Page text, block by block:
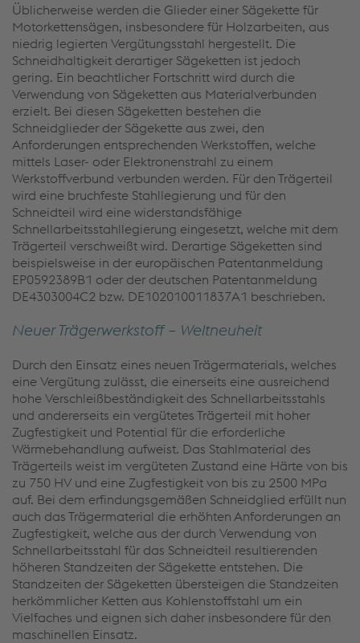
Üblicherweise werden die Glieder einer Sägekette für
Motorkettensägen, insbesondere für Holzarbeiten, aus
niedrig legierten Vergütungsstahl hergestellt. Die
Schneidhaltigkeit derartiger Sägeketten ist jedoch
gering. Ein beachtlicher Fortschritt wird durch die
Verwendung von Sägeketten aus Materialverbunden
erzielt. Bei diesen Sägeketten bestehen die
Schneidglieder der Sägekette aus zwei, den
Anforderungen entsprechenden Werkstoffen, welche
mittels Laser- oder Elektronenstrahl zu einem
Werkstoffverbund verbunden werden. Für den Trägerteil
wird eine bruchfeste Stahllegierung und für den
Schneidteil wird eine widerstandsfähige
Schnellarbeitsstahllegierung eingesetzt, welche mit dem
Trägerteil verschweißt wird. Derartige Sägeketten sind
beispielsweise in der europäischen Patentanmeldung
EP0592389B1 oder der deutschen Patentanmeldung
DE4303004C2 bzw. DE102010011837A1 beschrieben.
Neuer Trägerwerkstoff – Weltneuheit
Durch den Einsatz eines neuen Trägermaterials, welches
eine Vergütung zulässt, die einerseits eine ausreichend
hohe Verschleißbeständigkeit des Schnellarbeitsstahls
und andererseits ein vergütetes Trägerteil mit hoher
Zugfestigkeit und Potential für die erforderliche
Wärmebehandlung aufweist. Das Stahlmaterial des
Trägerteils weist im vergüteten Zustand eine Härte von bis
zu 750 HV und eine Zugfestigkeit von bis zu 2500 MPa
auf. Bei dem erfindungsgemäßen Schneidglied erfüllt nun
auch das Trägermaterial die erhöhten Anforderungen an
Zugfestigkeit, welche aus der durch Verwendung von
Schnellarbeitsstahl für das Schneidteil resultierenden
höheren Standzeiten der Sägekette entstehen. Die
Standzeiten der Sägeketten übersteigen die Standzeiten
herkömmlicher Ketten aus Kohlenstoffstahl um ein
Vielfaches und eignen sich daher insbesondere für den
maschinellen Einsatz.